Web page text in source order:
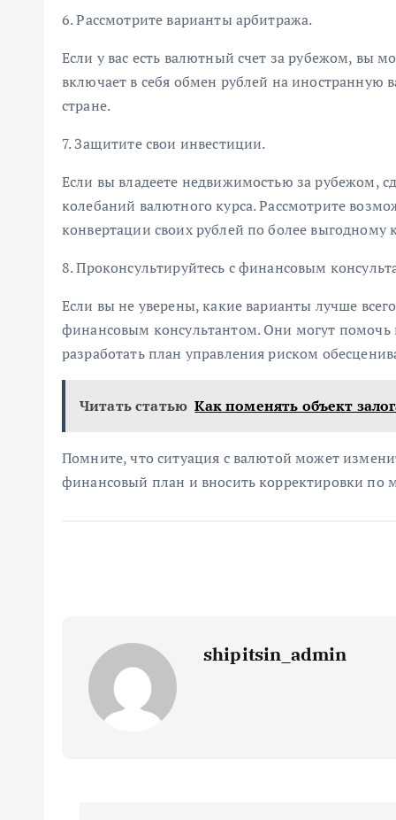
6. Рассмотрите варианты арбитража.
Если у вас есть валютный счет за рубежом, вы
включает в себя обмен рублей на иностранную
стране.
7. Защитите свои инвестиции.
Если вы владеете недвижимостью за рубежом,
колебаний валютного курса. Рассмотрите
конвертации своих рублей по более выгодному
8. Проконсультируйтесь с финансовым
Если вы не уверены, какие варианты лучше
финансовым консультантом. Они могут
разработать план управления риском
Читать статью Как поменять объект
Помните, что ситуация с валютой может
финансовый план и вносить корректировки по
shipitsin_admin